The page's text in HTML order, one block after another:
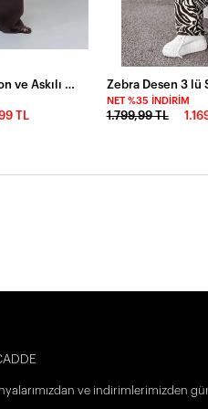
Müslin Kumaş Pantalon ve Askılı Bluz Alt Üst Takım
TL
Zebra Desen 3 lü
NET %35 İNDIRIM
1.799,99 TL
ve indirimlerimizden